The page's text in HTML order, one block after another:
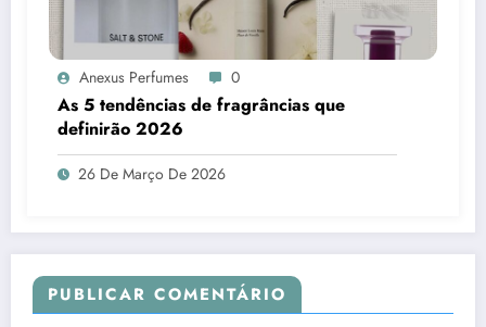
Anexus Perfumes 0
As 5 tendências de fragrâncias que
definirão 2026
26 De Março De 2026
PUBLICAR COMENTÁRIO